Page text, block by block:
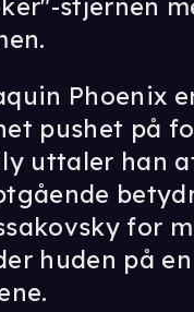
stjernen
Phoenix
pushet på
uttaler han
for
huden på